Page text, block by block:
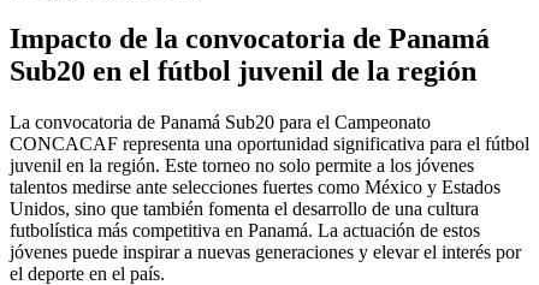
Impacto de la convocatoria de Panamá
Sub20 en el fútbol juvenil de la región
La convocatoria de Panamá Sub20 para el Campeonato
CONCACAF representa una oportunidad significativa para el fútbol
juvenil en la región. Este torneo no solo permite a los jóvenes
talentos medirse ante selecciones fuertes como México y Estados
Unidos, sino que también fomenta el desarrollo de una cultura
futbolística más competitiva en Panamá. La actuación de estos
jóvenes puede inspirar a nuevas generaciones y elevar el interés por
el deporte en el país.